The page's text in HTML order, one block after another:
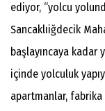
ediyor, “yolcu
Sancaklıiğdecik
başlayıncaya
içinde yolculuk
apartmanlar, fabrika